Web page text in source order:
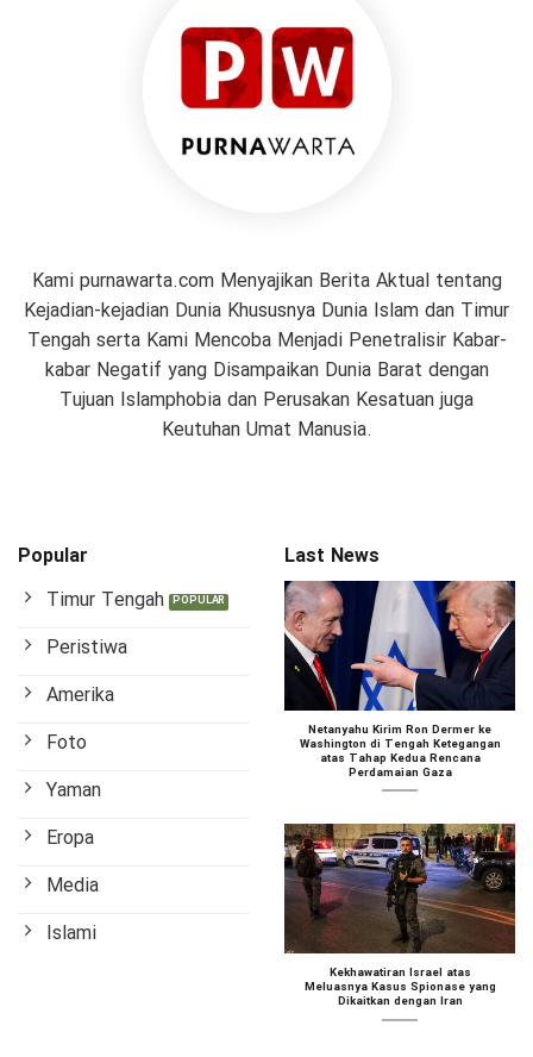
Kami purnawarta.com Menyajikan Berita Aktual tentang
Kejadian-kejadian Dunia Khususnya Dunia Islam dan Timur
Tengah serta Kami Mencoba Menjadi Penetralisir Kabar-
kabar Negatif yang Disampaikan Dunia Barat dengan
Tujuan Islamphobia dan Perusakan Kesatuan juga
Keutuhan Umat Manusia.
Popular
Timur Tengah
Peristiwa
Amerika
Foto
Yaman
Eropa
Media
Islami
Last News
Netanyahu Kirim Ron Dermer ke
Washington di Tengah Ketegangan
atas Tahap Kedua Rencana
Perdamaian Gaza
Kekhawatiran Israel atas
Meluasnya Kasus Spionase yang
Dikaitkan dengan Iran